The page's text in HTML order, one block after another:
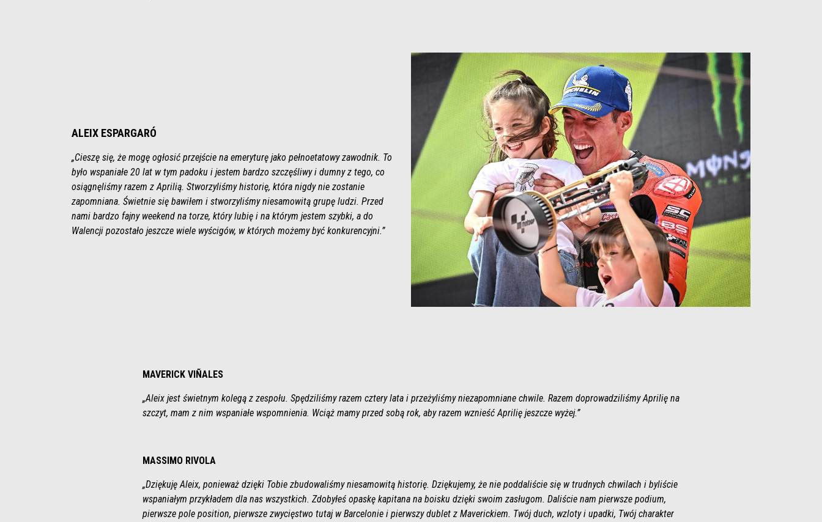
ALEIX ESPARGARÓ
„Cieszę się, że mogę ogłosić przejście na emeryturę jako pełnoetatowy zawodnik. To
było wspaniałe 20 lat w tym padoku i jestem bardzo szczęśliwy i dumny z tego, co
osiągnęliśmy razem z Aprilią. Stworzyliśmy historię, która nigdy nie zostanie
zapomniana. Świetnie się bawiłem i stworzyliśmy niesamowitą grupę ludzi. Przed
nami bardzo fajny weekend na torze, który lubię i na którym jestem szybki, a do
Walencji pozostało jeszcze wiele wyścigów, w których możemy być konkurencyjni.”
MAVERICK VIÑALES
„Aleix jest świetnym kolegą z zespołu. Spędziliśmy razem cztery lata i przeżyliśmy niezapomniane chwile. Razem doprowadziliśmy Aprilię na
szczyt, mam z nim wspaniałe wspomnienia. Wciąż mamy przed sobą rok, aby razem wznieść Aprilię jeszcze wyżej.”
MASSIMO RIVOLA
„Dziękuję Aleix, ponieważ dzięki Tobie zbudowaliśmy niesamowitą historię. Dziękujemy, że nie poddaliście się w trudnych chwilach i byliście
wspaniałym przykładem dla nas wszystkich. Zdobyłeś opaskę kapitana na boisku dzięki swoim zasługom. Daliście nam pierwsze podium,
pierwsze pole position, pierwsze zwycięstwo tutaj w Barcelonie i pierwszy dublet z Maverickiem. Twój duch, wzloty i upadki, Twój charakter